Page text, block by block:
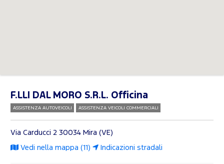
F.LLI DAL MORO S.R.L. Officina
ASSISTENZA AUTOVEICOLI ASSISTENZA VEICOLI COMMERCIALI
Via Carducci 2 30034 Mira (VE)
Vedi nella mappa (11) Indicazioni stradali